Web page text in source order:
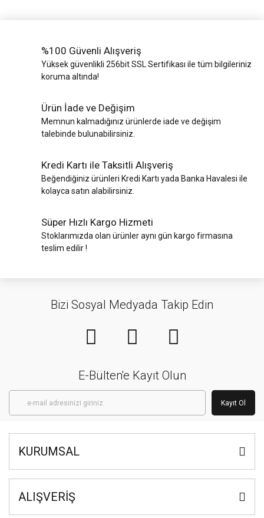
%100 Güvenli Alışveriş
Yüksek güvenlikli 256bit SSL Sertifikası ile tüm bilgileriniz
koruma altında!
Ürün İade ve Değişim
Memnun kalmadığınız ürünlerde iade ve değişim
talebinde bulunabilirsiniz.
Kredi Kartı ile Taksitli Alışveriş
Beğendiğiniz ürünleri Kredi Kartı yada Banka Havalesi ile
kolayca satın alabilirsiniz.
Süper Hızlı Kargo Hizmeti
Stoklarımızda olan ürünler aynı gün kargo firmasına
teslim edilir !
Bizi Sosyal Medyada Takip Edin
E-Bülten'e Kayıt Olun
Kayıt Ol
KURUMSAL
ALIŞVERİŞ